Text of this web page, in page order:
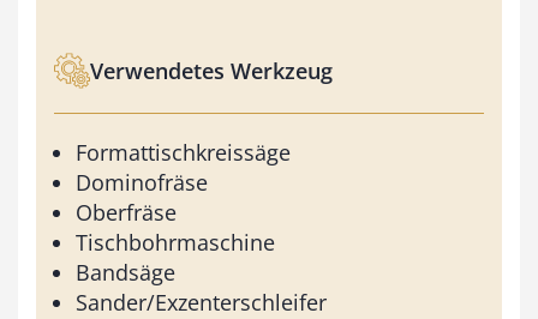
Verwendetes Werkzeug
Formattischkreissäge
Dominofräse
Oberfräse
Tischbohrmaschine
Bandsäge
Sander/Exzenterschleifer